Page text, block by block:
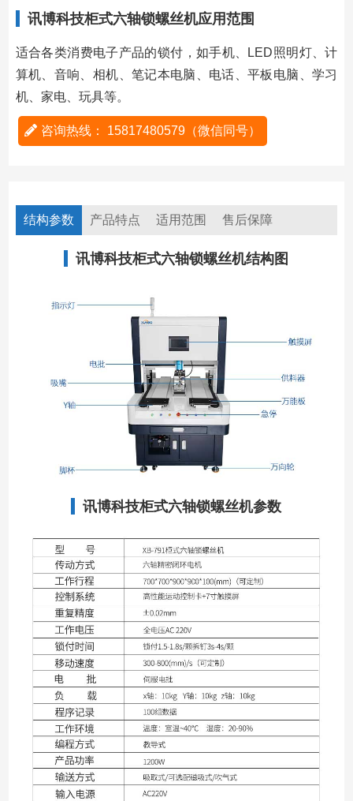
讯博科技柜式六轴锁螺丝机应用范围
适合各类消费电子产品的锁付，如手机、LED照明灯、计
算机、音响、相机、笔记本电脑、电话、平板电脑、学习
机、家电、玩具等。
咨询热线： 15817480579（微信同号）
结构参数 产品特点 适用范围 售后保障
讯博科技柜式六轴锁螺丝机结构图
讯博科技柜式六轴锁螺丝机参数